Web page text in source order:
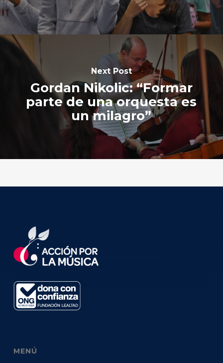
Next Post
Gordan Nikolic: “Formar
parte de una orquesta es
un milagro”
MENÚ